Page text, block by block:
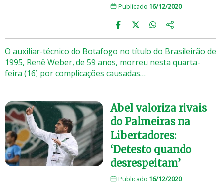
Publicado 16/12/2020
O auxiliar-técnico do Botafogo no título do Brasileirão de
1995, Renê Weber, de 59 anos, morreu nesta quarta-
feira (16) por complicações causadas…
Abel valoriza rivais
do Palmeiras na
Libertadores:
‘Detesto quando
desrespeitam’
Publicado 16/12/2020